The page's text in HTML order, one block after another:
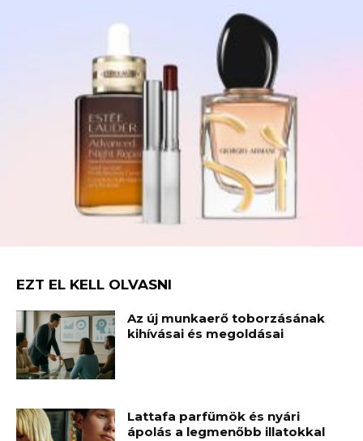
EZT EL KELL OLVASNI
Az új munkaerő toborzásának
kihívásai és megoldásai
Lattafa parfümök és nyári
ápolás a legmenőbb illatokkal